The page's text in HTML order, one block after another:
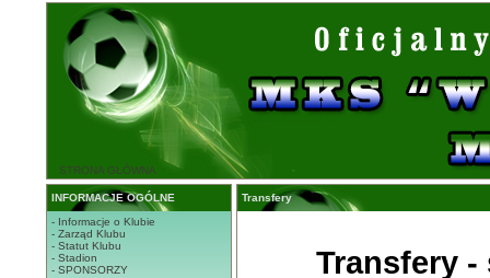
STRONA GŁÓWNA
INFORMACJE OGÓLNE
- Informacje o Klubie
- Zarząd Klubu
- Statut Klubu
- Stadion
- SPONSORZY
Transfery
Transfery -